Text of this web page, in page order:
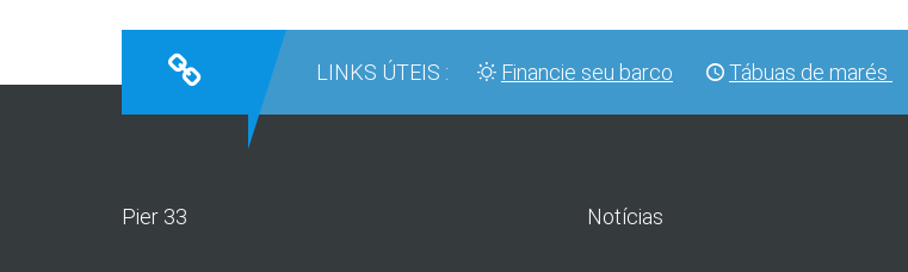
LINKS ÚTEIS : Financie seu barco Tábuas de marés
Pier 33 Notícias